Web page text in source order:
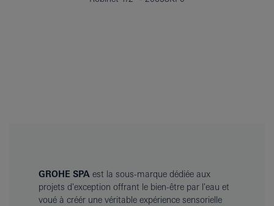
GROHE SPA est la sous-marque dédiée aux
projets d'exception offrant le bien-être par l'eau et
voué à créér une véritable expérience sensorielle